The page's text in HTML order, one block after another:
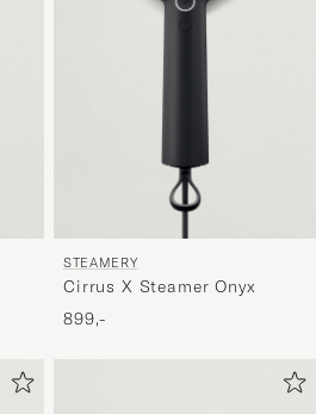
STEAMERY
Cirrus X Steamer Onyx
899,-